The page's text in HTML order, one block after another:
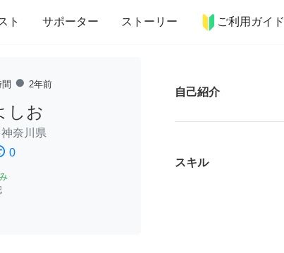
ト サポーター ストーリー ご利用ガイド
インテリア 趣味・習い事 ペット 料理
fiber_manual_record 2年前
しお
神奈川県
0
自己紹介
スキル